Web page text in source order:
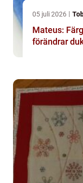
05 juli 2026
Mateus:
förändrar